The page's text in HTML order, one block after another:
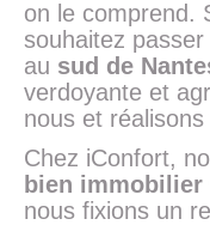
on le comprend.
souhaitez
au sud de
verdoyante et
nous et
Chez iConfort,
bien immobilier
nous fixions un